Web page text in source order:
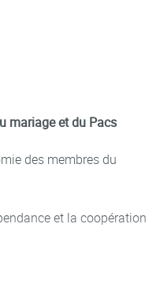
mariage et du Pacs
des membres du
et la coopération